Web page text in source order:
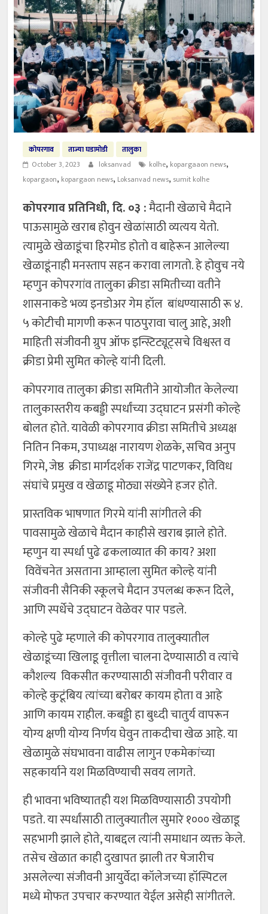
कोपरगाव ताज्या घडामोडी
तालुका
October 3, 2023
loksanvad kolhe, kopargaaon news,
kopargaon, kopargaon news, Loksanvad news, sumit kolhe
कोपरगाव प्रतिनिधी, दि. ०३ :मैदानी खेळाचे मैदाने
पाऊसामुळे खराब होवुन खेळांसाठी व्यत्यय येतो.
त्यामुळे खेळाडूंचा हिरमोड होतो व बाहेरून आलेल्या
खेळाडूंनाही मनस्ताप सहन करावा लागतो. हे होवुच नये
म्हणुन कोपरगांव तालुका क्रीडा समितीच्या वतीने
शासनाकडे भव्य इनडोअर गेम हॉल बांधण्यासाठी रू ४.
५ कोटीची मागणी करून पाठपुरावा चालु आहे, अशी
माहिती संजीवनी ग्रुप ऑफ इन्स्टिट्यूट्सचे विश्वस्त व
क्रीडा प्रेमी सुमित कोल्हे यांनी दिली.
कोपरगाव तालुका क्रीडा समितीने आयोजीत केलेल्या
तालुकास्तरीय कबड्डी स्पर्धांच्या उद्घाटन प्रसंगी कोल्हे
बोलत होते. यावेळी कोपरगाव क्रीडा समितीचे अध्यक्ष
नितिन निकम, उपाध्यक्ष नारायण शेळके, सचिव अनुप
गिरमे, जेष्ठ क्रीडा मार्गदर्शक राजेंद्र पाटणकर, विविध
संघांचे प्रमुख व खेळाडू मोठ्या संख्येने हजर होते.
प्रास्तविक भाषणात गिरमे यांनी सांगीतले की
पावसामुळे खेळाचे मैदान काहीसे खराब झाले होते.
म्हणुन या स्पर्धा पुढे ढकलाव्यात की काय? अशा
विवेंचनेत असताना आम्हाला सुमित कोल्हे यांनी
संजीवनी सैनिकी स्कूलचे मैदान उपलब्ध करून दिले,
आणि स्पर्धेचे उद्घाटन वेळेवर पार पडले.
कोल्हे पुढे म्हणाले की कोपरगाव तालुक्यातील
खेळाडूंच्या खिलाडू वृत्तीला चालना देण्यासाठी व त्यांचे
कौशल्य विकसीत करण्यासाठी संजीवनी परीवार व
कोल्हे कुटूंबिय त्यांच्या बरोबर कायम होता व आहे
आणि कायम राहील. कबड्डी हा बुध्दी चातुर्य वापरून
योग्य क्षणी योग्य निर्णय घेवुन ताकदीचा खेळ आहे. या
खेळामुळे संघभावना वाढीस लागुन एकमेकांच्या
सहकार्याने यश मिळविण्याची सवय लागते.
ही भावना भविष्यातही यश मिळविण्यासाठी उपयोगी
पडते. या स्पर्धांसाठी तालुक्यातील सुमारे १००० खेळाडू
सहभागी झाले होते, याबद्दल त्यांनी समाधान व्यक्त केले.
तसेच खेळात काही दुखापत झाली तर षेजारीच
असलेल्या संजीवनी आयुर्वेदा कॉलेजच्या हॉस्पिटल
मध्ये मोफत उपचार करण्यात येईल असेही सांगीतले.